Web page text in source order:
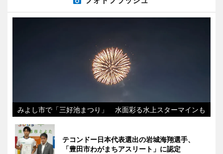
みよし市で「三好池まつり」 水面彩る水上スターマインも
テコンドー日本代表選出の岩城海翔選手、
「豊田市わがまちアスリート」に認定